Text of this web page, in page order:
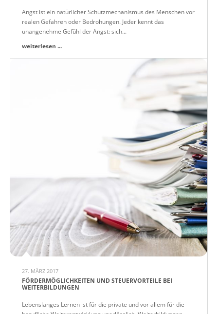
Angst ist ein natürlicher Schutzmechanismus des Menschen vor
realen Gefahren oder Bedrohungen. Jeder kennt das
unangenehme Gefühl der Angst: sich...
weiterlesen ...
27. MÄRZ 2017
FÖRDERMÖGLICHKEITEN UND STEUERVORTEILE BEI
WEITERBILDUNGEN
Lebenslanges Lernen ist für die private und vor allem für die